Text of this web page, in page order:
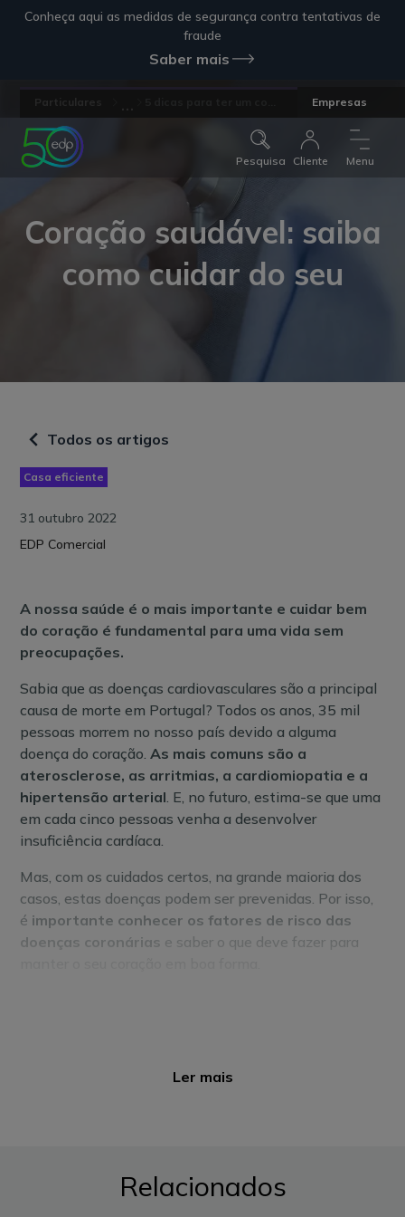
Conheça aqui as medidas de segurança contra tentativas de
fraude
Saber mais
Empresas
Pesquisa Cliente Menu
Coração saudável: saiba
como cuidar do seu
Todos os artigos
Casa eficiente
31 outubro 2022
EDP Comercial
A nossa saúde é o mais importante e cuidar bem
do coração é fundamental para uma vida sem
preocupações.
Sabia que as doenças cardiovasculares são a principal
causa de morte em Portugal? Todos os anos, 35 mil
pessoas morrem no nosso país devido a alguma
doença do coração.As mais comuns são a
aterosclerose, as arritmias, a cardiomiopatia e a
hipertensão arterial. E, no futuro, estima-se que uma
em cada cinco pessoas venha a desenvolver
insuficiência cardíaca.
Mas, com os cuidados certos, na grande maioria dos
casos, estas doenças podem ser prevenidas. Por isso,
é importante conhecer os fatores de risco das
doenças coronárias e saber o que deve fazer para
Ler mais
Relacionados